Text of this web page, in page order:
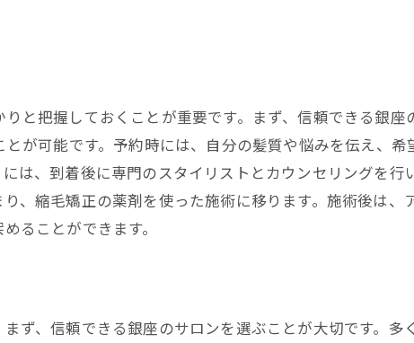
の理由
る高品質な縮毛矯正
驚きの変化
大限に引き出す方法
化と満足感
想の髪質
ないためのポイント
と把握しておくことが重要です。まず、信頼できる銀座
が可能です。予約時には、自分の髪質や悩みを伝え、希
は、到着後に専門のスタイリストとカウンセリングを行
、縮毛矯正の薬剤を使った施術に移ります。施術後は、
ることができます。
ず、信頼できる銀座のサロンを選ぶことが大切です。多